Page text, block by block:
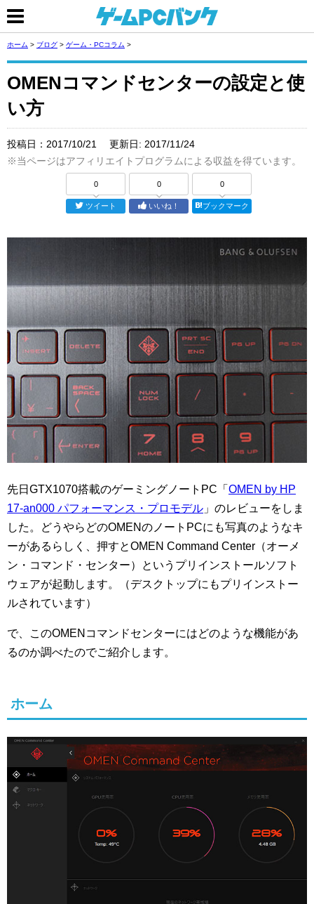
ホーム > ブログ > ゲーム・PCコラム >
OMENコマンドセンターの設定と使
い方
投稿日： 2017/10/21 更新日: 2017/11/24
※当ページはアフィリエイトプログラムによる収益を得ています。
0
ツイート
0
いいね！
0
ブックマーク
先日GTX1070搭載のゲーミングノートPC「 OMEN by HP
17-an000 パフォーマンス・プロモデル 」のレビューをしま
した。どうやらどのOMENのノートPCにも写真のようなキ
ーがあるらしく、押すとOMEN Command Center（オーメ
ン・コマンド・センター）というプリインストールソフト
ウェアが起動します。（デスクトップにもプリインストー
ルされています）
で、このOMENコマンドセンターにはどのような機能があ
るのか調べたのでご紹介します。
ホーム